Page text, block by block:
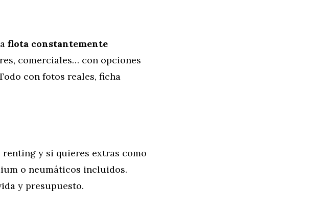
flota constantemente
comerciales… con opciones
con fotos reales, ficha
y si quieres extras como
o neumáticos incluidos.
y presupuesto.